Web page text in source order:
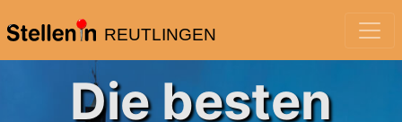
REUTLINGEN
Die besten